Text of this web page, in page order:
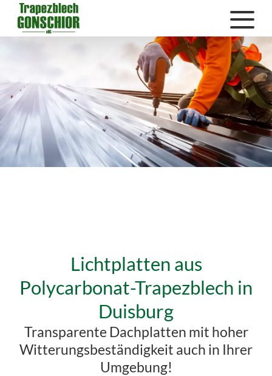
Lichtplatten aus
Polycarbonat-Trapezblech in
Duisburg
Transparente Dachplatten mit hoher
Witterungsbeständigkeit auch in Ihrer
Umgebung!